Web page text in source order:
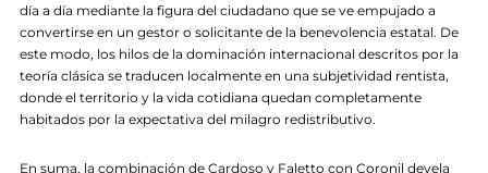
día a día mediante la figura del ciudadano que se ve empujado a
convertirse en un gestor o solicitante de la benevolencia estatal. De
este modo, los hilos de la dominación internacional descritos por la
teoría clásica se traducen localmente en una subjetividad rentista,
donde el territorio y la vida cotidiana quedan completamente
habitados por la expectativa del milagro redistributivo.
En suma, la combinación de Cardoso y Faletto con Coronil devela